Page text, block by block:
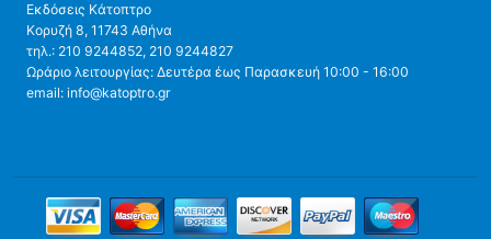
Εκδόσεις Κάτοπτρο
Κορυζή 8, 11743 Αθήνα
τηλ.: 210 9244852, 210 9244827
Ωράριο λειτουργίας: Δευτέρα έως Παρασκευή 10:00 - 16:00
email: info@katoptro.gr